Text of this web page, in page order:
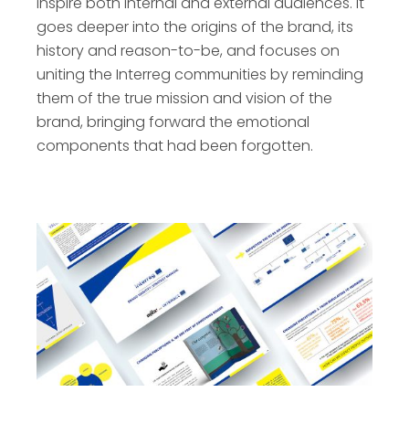
goes deeper into the origins of the brand, its
history and reason-to-be, and focuses on
uniting the Interreg communities by reminding
them of the true mission and vision of the
brand, bringing forward the emotional
components that had been forgotten.